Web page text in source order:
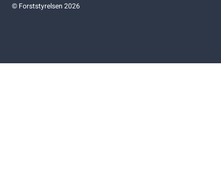
©Forststyrelsen 2026